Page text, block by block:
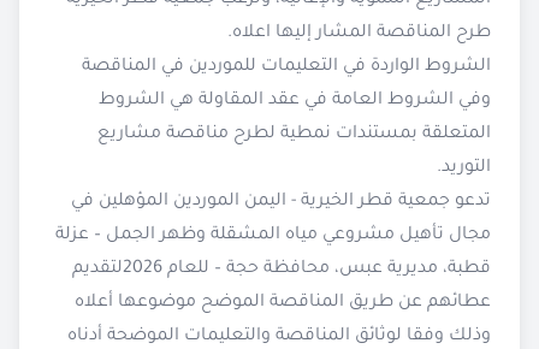
طرح المناقصة المشار إليها اعلاه.
الشروط الواردة في التعليمات للموردين في المناقصة
وفي الشروط العامة في عقد المقاولة هي الشروط
المتعلقة بمستندات نمطية لطرح مناقصة مشاريع
التوريد.
تدعو جمعية قطر الخيرية - اليمن الموردين المؤهلين في
مجال تأهيل مشروعي مياه المشقلة وظهر الجمل – عزلة
قطبة، مديرية عبس، محافظة حجة – للعام 2026لتقديم
عطائهم عن طريق المناقصة الموضح موضوعها أعلاه
وذلك وفقا لوثائق المناقصة والتعليمات الموضحة أدناه